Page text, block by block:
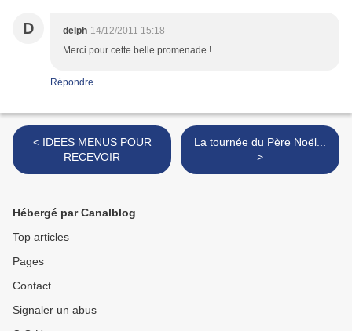
D delph 14/12/2011 15:18
Merci pour cette belle promenade !
Répondre
< IDEES MENUS POUR
RECEVOIR
La tournée du Père Noël...
>
Hébergé par Canalblog
Top articles
Pages
Contact
Signaler un abus